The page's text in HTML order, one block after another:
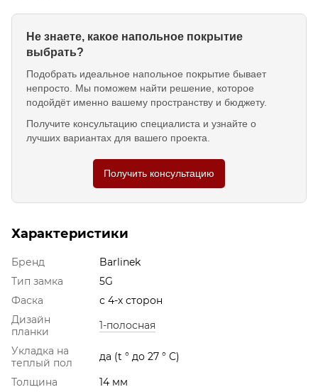
Не знаете, какое напольное покрытие
выбрать?
Подобрать идеальное напольное покрытие бывает
непросто. Мы поможем найти решение, которое
подойдёт именно вашему пространству и бюджету.
Получите консультацию специалиста и узнайте о
лучших вариантах для вашего проекта.
Получить консультацию
Характеристики
Бренд
Barlinek
Тип замка
5G
Фаска
с 4-х сторон
Дизайн
планки
1-полосная
Укладка на
теплый пол
да (t ° до 27 ° С)
Толщина
14 мм